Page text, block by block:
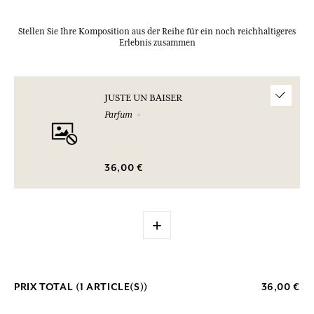
Stellen Sie Ihre Komposition aus der Reihe für ein noch reichhaltigeres
Erlebnis zusammen
JUSTE UN BAISER
Parfum
36,00 €
+
PRIX TOTAL (1 ARTICLE(S)) 36,00 €